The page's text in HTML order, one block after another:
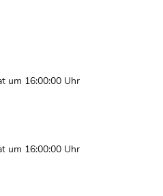
um 16:00:00 Uhr
um 16:00:00 Uhr